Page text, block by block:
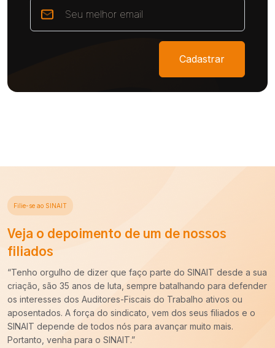
Cadastrar
a sua
e o
Filie-se ao SINAIT
Veja o depoimento de um de nossos
filiados
“Há cerca de dez anos entrei para a carreira de
do Trabalho e ao longo desse período constatei que é
imprescindível o trabalho do SINAIT para a nossa
Uma carreira para ser forte precisa de um Sindicato
sempre pronto para batalhar pelos nossos interesses. E
um recado,COM VOCÊ FILIADO, SEREMOS MAIS!